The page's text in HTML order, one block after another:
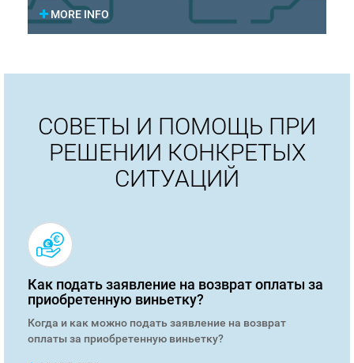
MORE INFO
СОВЕТЫ И ПОМОЩЬ ПРИ
РЕШЕНИИ КОНКРЕТЫХ
СИТУАЦИЙ
Как подать заявление на возврат оплаты за
приобретенную виньетку?
Когда и как можно подать заявление на возврат
оплаты за приобретенную виньетку?